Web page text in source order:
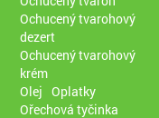
Ochucený tvarohový
dezert
Ochucený tvarohový
krém
Olej Oplatky
Ořechová tyčinka